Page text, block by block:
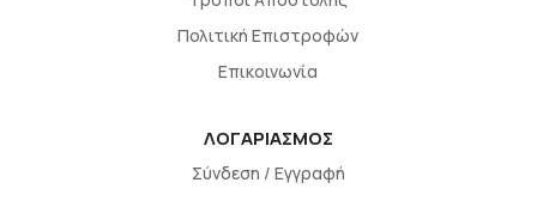
Πολιτική Επιστροφών
Επικοινωνία
ΛΟΓΑΡΙΑΣΜΟΣ
Σύνδεση / Εγγραφή